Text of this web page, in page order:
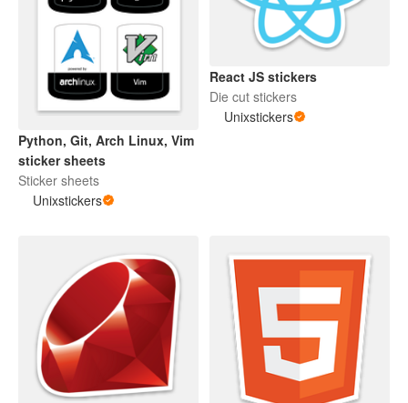
Python, Git, Arch Linux, Vim
sticker sheets
Sticker sheets
Unixstickers
React JS stickers
Die cut stickers
Unixstickers